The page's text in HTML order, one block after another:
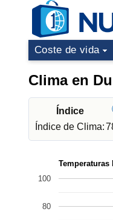
Coste de vida
Clima en
Índice
Índice de Clima:
80
100